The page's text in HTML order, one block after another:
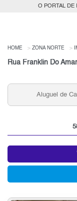
O PORTAL DE
HOME ZONA NORTE
Rua Franklin Do
Aluguel de